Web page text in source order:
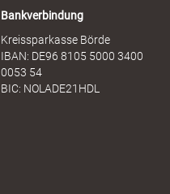
Bankverbindung
Kreissparkasse Börde
IBAN: DE96 8105 5000 3400
0053 54
BIC: NOLADE21HDL